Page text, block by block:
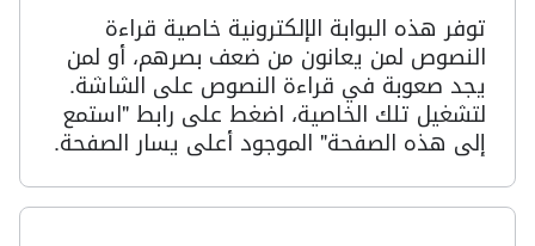
توفر هذه البوابة الإلكترونية خاصية قراءة
النصوص لمن يعانون من ضعف بصرهم، أو لمن
يجد صعوبة في قراءة النصوص على الشاشة.
لتشغيل تلك الخاصية، اضغط على رابط "استمع
إلى هذه الصفحة" الموجود أعلى يسار الصفحة.